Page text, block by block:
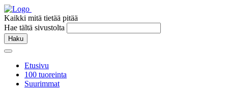
Kaikki mitä tietää pitää
Hae tältä sivustolta
Haku
Etusivu
100 tuoreinta
Suurimmat